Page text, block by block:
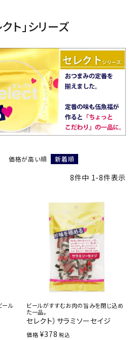
クト」シリーズ
価格が高い順 新着順
8件中 1-8件表示
ール
ビールがすすむお肉の旨みを閉じ込め
た一品。
セレクト）サラミソーセイジ
価格 ¥378 税込